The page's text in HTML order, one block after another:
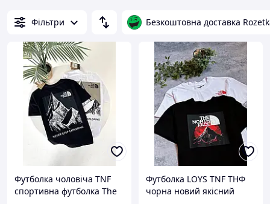
Фільтри Безкоштовна доставка
Футболка чоловіча TNF
спортивна футболка The
Футболка LOYS TNF ТНФ
чорна новий якісний